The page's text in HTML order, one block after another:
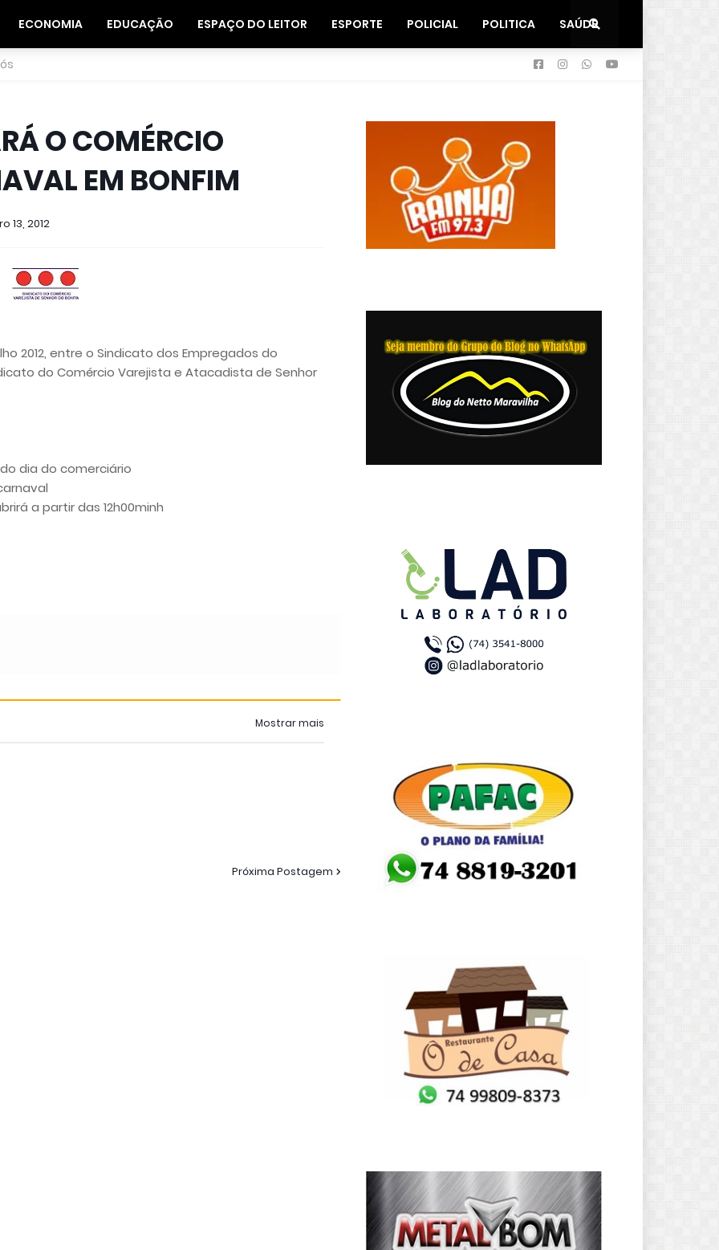
ECONOMIA EDUCAÇÃO ESPAÇO DO LEITOR ESPORTE POLICIAL POLITICA SAÚDE
O COMÉRCIO
EM BONFIM
13, 2012
2012, entre o Sindicato dos Empregados do
do Comércio Varejista e Atacadista de Senhor
dia do comerciário
a partir das 12h00minh
Mostrar mais
Próxima Postagem